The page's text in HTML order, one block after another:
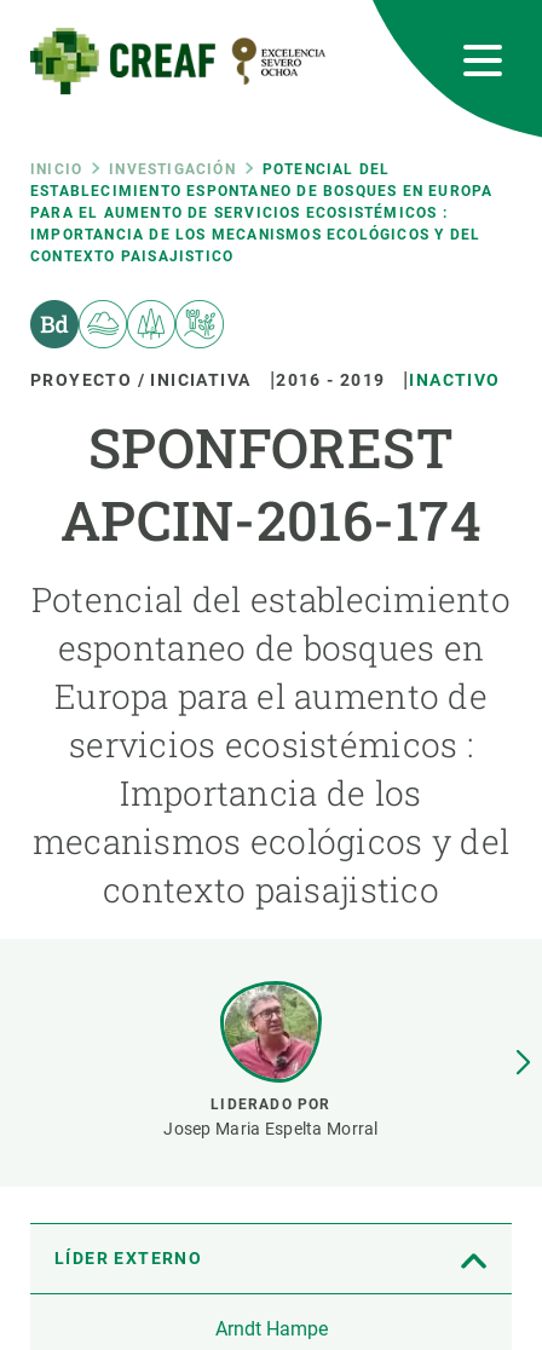
contenido
principal
Ruta
de
navegación
INICIO INVESTIGACIÓN
POTENCIAL DEL
ESTABLECIMIENTO ESPONTANEO DE BOSQUES EN EUROPA
PARA EL AUMENTO DE SERVICIOS ECOSISTÉMICOS :
IMPORTANCIA DE LOS MECANISMOS ECOLÓGICOS Y DEL
CONTEXTO PAISAJISTICO
PROYECTO / INICIATIVA 2016 -2019 INACTIVO
SPONFOREST
APCIN-2016-174
Potencial del establecimiento
espontaneo de bosques en
Europa para el aumento de
servicios ecosistémicos :
Importancia de los
mecanismos ecológicos y del
contexto paisajistico
LIDERADO POR
Josep Maria Espelta Morral
LÍDER EXTERNO
Arndt Hampe
RRSS
Featured
responsive
INTRANET
Responsive
menu
INVESTIGACIÓN
ÚNETE A NOSOTROS
PARTICIPA
NOTICIAS Y AGENDA